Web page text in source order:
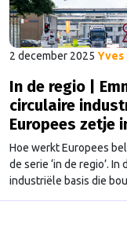
2 december 2025 Yves
In de regio |
circulaire
Europees zetje
Hoe werkt Europees
de serie ‘in de regio’.
industriële basis die